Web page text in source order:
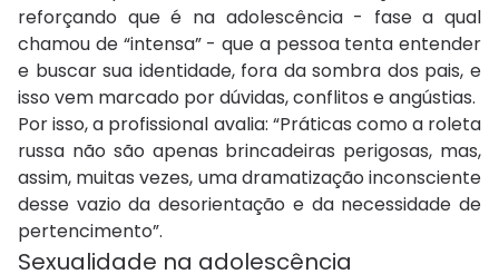
reforçando que é na adolescência - fase a qual
chamou de “intensa” - que a pessoa tenta entender
e buscar sua identidade, fora da sombra dos pais, e
isso vem marcado por dúvidas, conflitos e angústias.
Por isso, a profissional avalia: “Práticas como a roleta
russa não são apenas brincadeiras perigosas, mas,
assim, muitas vezes, uma dramatização inconsciente
desse vazio da desorientação e da necessidade de
pertencimento”.
Sexualidade na adolescência